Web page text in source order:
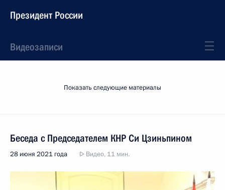
Президент России
Видеозаписи
Показать следующие материалы
Беседа с Председателем КНР Си Цзиньпином
28 июня 2021 года Видео, 11 мин.